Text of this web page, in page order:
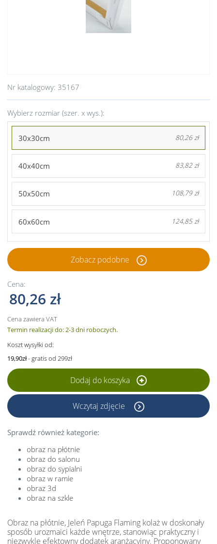
Nr katalogowy: 35167
Wybierz rozmiar (szer. x wys.):
30x30cm 80,26 zł
40x40cm 83,82 zł
50x50cm 108,79 zł
60x60cm 124,85 zł
Zobacz podobne
Cena:
80,26 zł
Cena zawiera VAT
Termin realizacji do: 2-3 dni roboczych.
Koszt wysyłki od:
19,90zł- gratis od 299zł
Dodaj do koszyka
Wczytaj zdjęcie
Sprawdź również kategorie:
obraz na płótnie
obraz do salonu
obraz do sypialni
obraz w ramie
obraz 3d
obraz na szkle
Obraz na płótnie, Jeleń Papuga Flaming kolaż w doskonały
sposób urozmaici każde wnętrze, stanowiąc praktyczny i
niezwykle efektowny dodatek aranżacyjny. Proponowany